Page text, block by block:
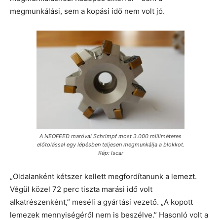
megmunkálási, sem a kopási idő nem volt jó.
A NEOFEED maróval Schrimpf most 3.000 milliméteres
előtolással egy lépésben teljesen megmunkálja a blokkot.
Kép: Iscar
„Oldalanként kétszer kellett megfordítanunk a lemezt.
Végül közel 72 perc tiszta marási idő volt
alkatrészenként,” meséli a gyártási vezető. „A kopott
lemezek mennyiségéről nem is beszélve.” Hasonló volt a